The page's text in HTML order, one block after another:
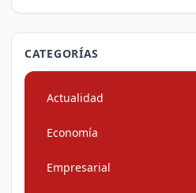
CATEGORÍAS
Actualidad
Economía
Empresarial